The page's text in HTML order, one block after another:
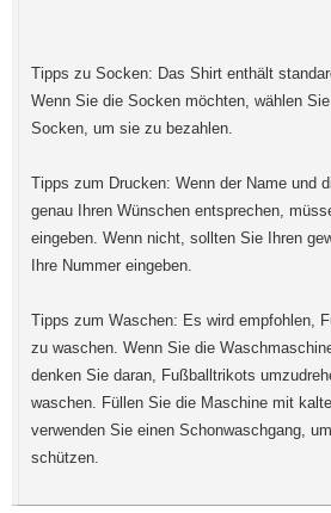
Tipps zu Socken: Das Shirt enthält
Wenn Sie die Socken möchten, wählen
Socken, um sie zu bezahlen.
Tipps zum Drucken: Wenn der Name und
genau Ihren Wünschen entsprechen,
eingeben. Wenn nicht, sollten Sie Ihren
Ihre Nummer eingeben.
Tipps zum Waschen: Es wird empfohlen,
zu waschen. Wenn Sie die
denken Sie daran, Fußballtrikots
waschen. Füllen Sie die Maschine mit
verwenden Sie einen Schonwaschgang,
schützen.